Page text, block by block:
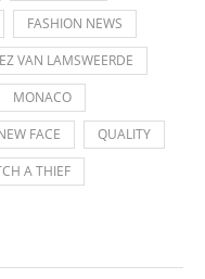
FASHION NEWS
VAN LAMSWEERDE
MONACO
FACE
QUALITY
A THIEF